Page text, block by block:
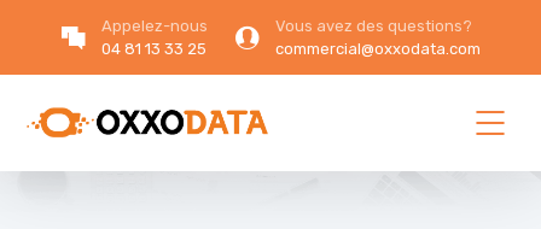
Appelez-nous
04 81 13 33 25
Vous avez des questions?
commercial@oxxodata.com